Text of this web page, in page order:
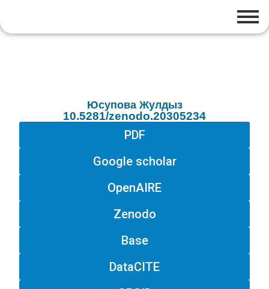
Юсупова Жулдыз
10.5281/zenodo.20305234
PDF
Google scholar
OpenAIRE
Zenodo
Base
DataCITE